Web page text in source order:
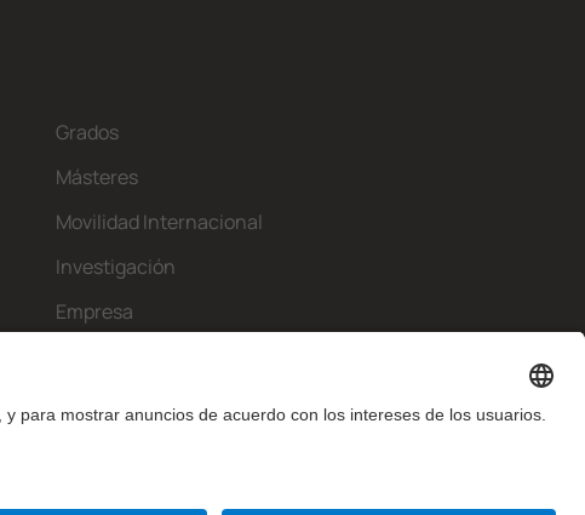
Grados
Másteres
Movilidad Internacional
Investigación
Empresa